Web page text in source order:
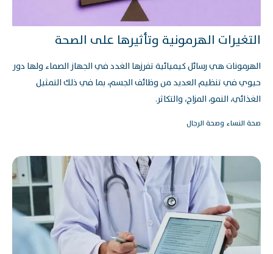
التغيرات الهرمونية وتأثيرها على الصحة
الهرمونات هي رسائل كيميائية تفرزها الغدد في الجهاز الصماء ولها دور
حيوي في تنظيم العديد من وظائف الجسم، بما في ذلك التمثيل
الغذائي، النمو، المزاج، والتكاثر.
صحة النساء وصحة الرجال